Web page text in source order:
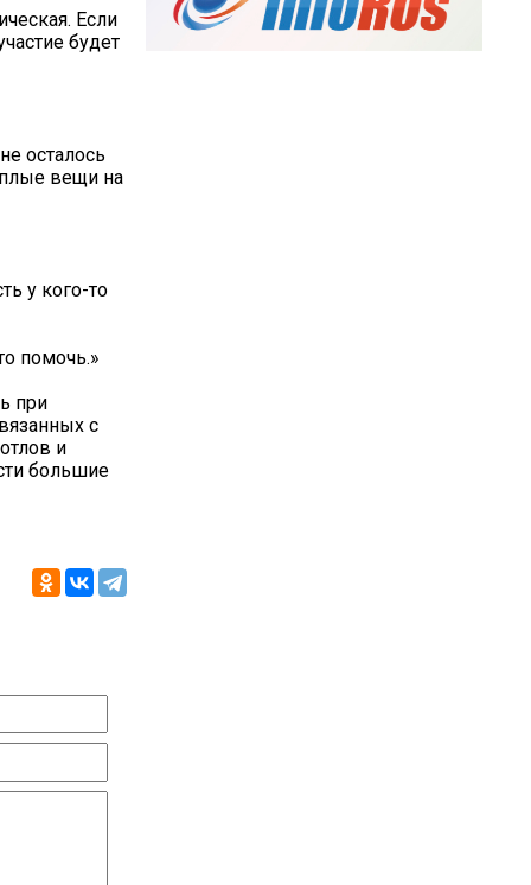
Если
будет
осталось
вещи на
у кого-то
помочь.»
при
с
и
большие